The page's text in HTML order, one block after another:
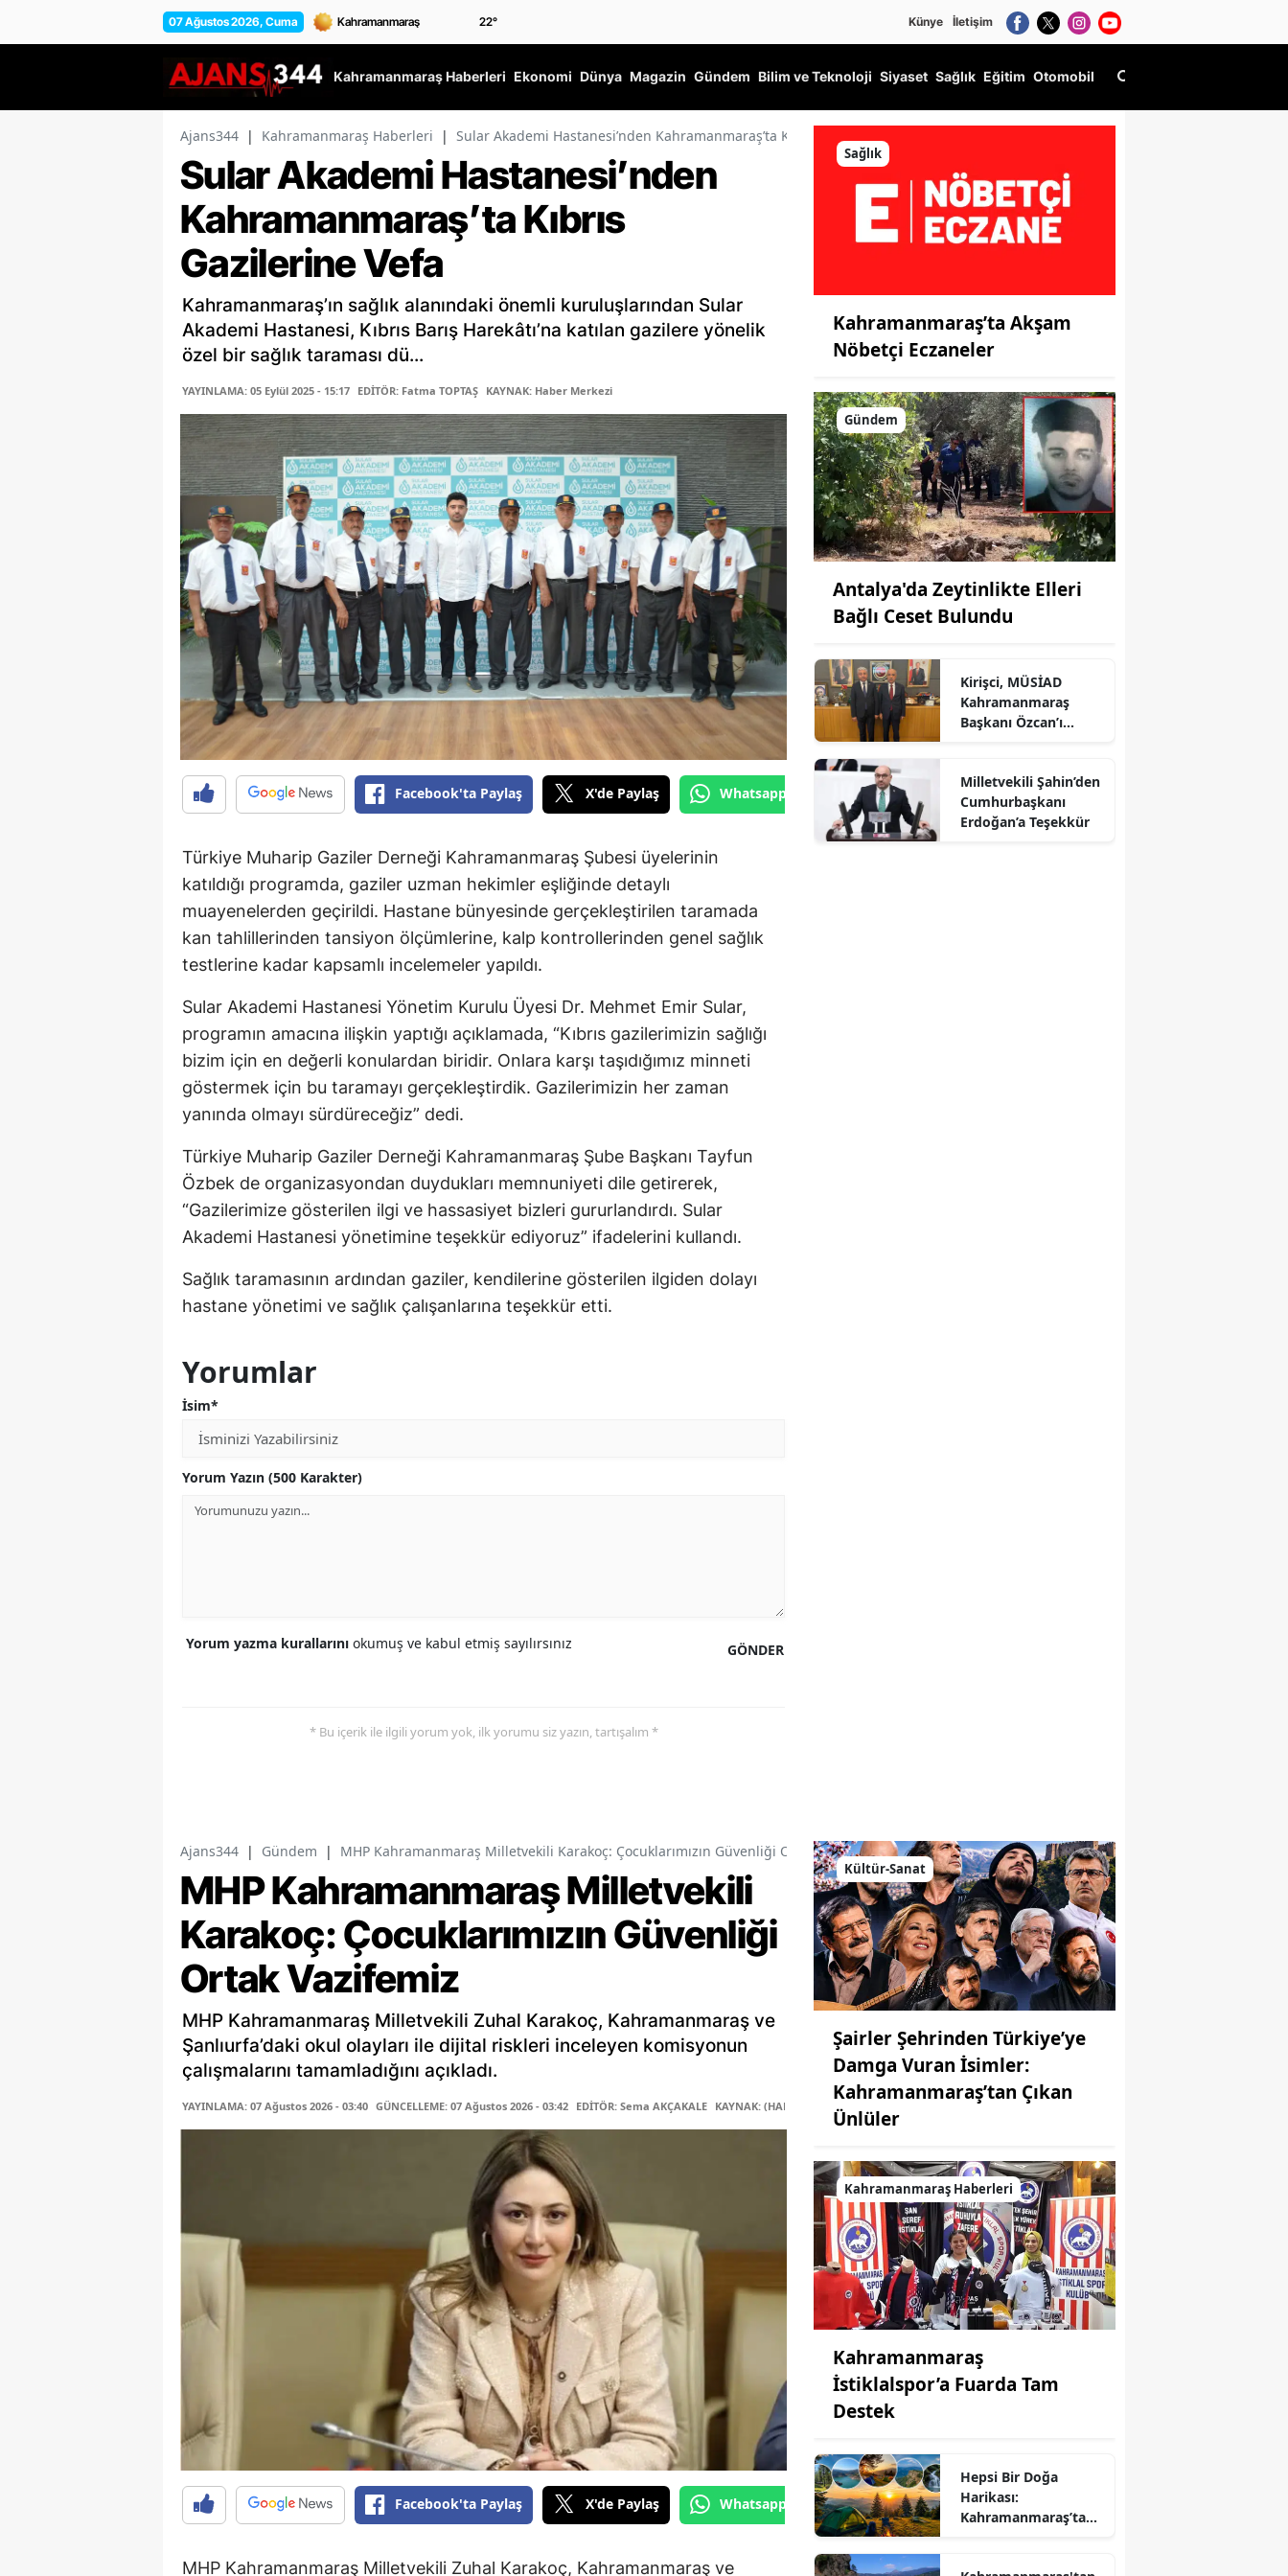
07 Ağustos 2026, Cuma 22° Künye İletişim
Kahramanmaraş Haberleri Ekonomi Dünya Magazin Gündem Bilim ve Teknoloji Siyaset Sağlık Eğitim Otomobil
Ajans344 | Kahramanmaraş Haberleri | Sular Akademi Hastanesi’nden Kahramanmaraş’ta Kıbrıs Gazilerine Vefa
Sular Akademi Hastanesi’nden
Kahramanmaraş’ta Kıbrıs
Gazilerine Vefa
Kahramanmaraş’ın sağlık alanındaki önemli kuruluşlarından Sular
Akademi Hastanesi, Kıbrıs Barış Harekâtı’na katılan gazilere yönelik
özel bir sağlık taraması dü...
YAYINLAMA: 05 Eylül 2025 - 15:17 EDİTÖR: Fatma TOPTAŞ KAYNAK: Haber Merkezi
Facebook'ta Paylaş X'de Paylaş Whatsapp'tan Gönder
Türkiye Muharip Gaziler Derneği Kahramanmaraş Şubesi üyelerinin
katıldığı programda, gaziler uzman hekimler eşliğinde detaylı
muayenelerden geçirildi. Hastane bünyesinde gerçekleştirilen taramada
kan tahlillerinden tansiyon ölçümlerine, kalp kontrollerinden genel sağlık
testlerine kadar kapsamlı incelemeler yapıldı.
Sular Akademi Hastanesi Yönetim Kurulu Üyesi Dr. Mehmet Emir Sular,
programın amacına ilişkin yaptığı açıklamada, “Kıbrıs gazilerimizin sağlığı
bizim için en değerli konulardan biridir. Onlara karşı taşıdığımız minneti
göstermek için bu taramayı gerçekleştirdik. Gazilerimizin her zaman
yanında olmayı sürdüreceğiz” dedi.
Türkiye Muharip Gaziler Derneği Kahramanmaraş Şube Başkanı Tayfun
Özbek de organizasyondan duydukları memnuniyeti dile getirerek,
“Gazilerimize gösterilen ilgi ve hassasiyet bizleri gururlandırdı. Sular
Akademi Hastanesi yönetimine teşekkür ediyoruz” ifadelerini kullandı.
Sağlık taramasının ardından gaziler, kendilerine gösterilen ilgiden dolayı
hastane yönetimi ve sağlık çalışanlarına teşekkür etti.
Yorumlar
İsim*
Yorum Yazın (500 Karakter)
GÖNDER
Yorum yazma kurallarını okumuş ve kabul etmiş sayılırsınız
* Bu içerik ile ilgili yorum yok, ilk yorumu siz yazın, tartışalım *
Sağlık
Kahramanmaraş’ta Akşam
Nöbetçi Eczaneler
Gündem
Antalya'da Zeytinlikte Elleri
Bağlı Ceset Bulundu
Kirişci, MÜSİAD
Kahramanmaraş
Başkanı Özcan’ı
Milletvekili Şahin’den
Cumhurbaşkanı
Erdoğan’a Teşekkür
Ajans344 | Gündem | MHP Kahramanmaraş Milletvekili Karakoç: Çocuklarımızın Güvenliği Ortak Vazifemiz
MHP Kahramanmaraş Milletvekili
Karakoç: Çocuklarımızın Güvenliği
Ortak Vazifemiz
MHP Kahramanmaraş Milletvekili Zuhal Karakoç, Kahramanmaraş ve
Şanlıurfa’daki okul olayları ile dijital riskleri inceleyen komisyonun
çalışmalarını tamamladığını açıkladı.
YAYINLAMA: 07 Ağustos 2026 - 03:40 GÜNCELLEME: 07 Ağustos 2026 - 03:42 EDİTÖR: Sema AKÇAKALE KAYNAK: (HABER MERKEZİ) MUHABİR: Elife Karaarslan
Facebook'ta Paylaş X'de Paylaş Whatsapp'tan Gönder
MHP Kahramanmaraş Milletvekili Zuhal Karakoç, Kahramanmaraş ve
Kültür-Sanat
Şairler Şehrinden Türkiye’ye
Damga Vuran İsimler:
Kahramanmaraş’tan Çıkan
Ünlüler
Kahramanmaraş Haberleri
Kahramanmaraş
İstiklalspor’a Fuarda Tam
Destek
Hepsi Bir Doğa
Harikası:
Kahramanmaraş’ta